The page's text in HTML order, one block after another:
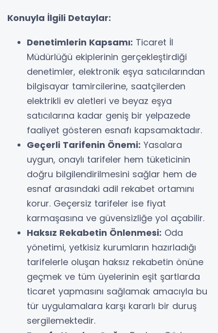
Konuyla İlgili Detaylar:
Denetimlerin Kapsamı: Ticaret İl
Müdürlüğü ekiplerinin gerçekleştirdiği
denetimler, elektronik eşya satıcılarından
bilgisayar tamircilerine, saatçilerden
elektrikli ev aletleri ve beyaz eşya
satıcılarına kadar geniş bir yelpazede
faaliyet gösteren esnafı kapsamaktadır.
Geçerli Tarifenin Önemi: Yasalara
uygun, onaylı tarifeler hem tüketicinin
doğru bilgilendirilmesini sağlar hem de
esnaf arasındaki adil rekabet ortamını
korur. Geçersiz tarifeler ise fiyat
karmaşasına ve güvensizliğe yol açabilir.
Haksız Rekabetin Önlenmesi: Oda
yönetimi, yetkisiz kurumların hazırladığı
tarifelerle oluşan haksız rekabetin önüne
geçmek ve tüm üyelerinin eşit şartlarda
ticaret yapmasını sağlamak amacıyla bu
tür uygulamalara karşı kararlı bir duruş
sergilemektedir.